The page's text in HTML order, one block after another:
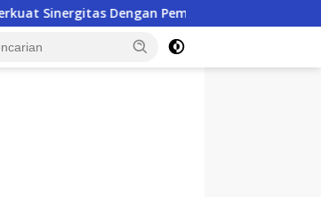
Dandim 0321/Rohil Dampingi Irdam XIX/TT